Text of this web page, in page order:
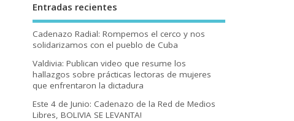
Entradas recientes
Cadenazo Radial: Rompemos el cerco y nos
solidarizamos con el pueblo de Cuba
Valdivia: Publican video que resume los
hallazgos sobre prácticas lectoras de mujeres
que enfrentaron la dictadura
Este 4 de Junio: Cadenazo de la Red de Medios
Libres, BOLIVIA SE LEVANTA!